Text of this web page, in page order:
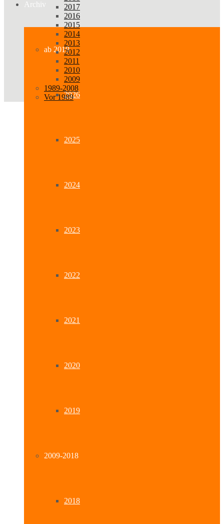
Archiv
ab 2019
2026
2025
2024
2023
2022
2021
2020
2019
2009-2018
2018
2017
2016
2015
2014
2013
2012
2011
2010
2009
1989-2008
Vor 1989